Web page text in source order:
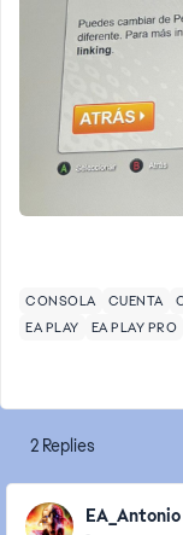
CONSOLA CUENTA
EA PLAY
EA PLAY PRO
2 Replies
EA_Antonio